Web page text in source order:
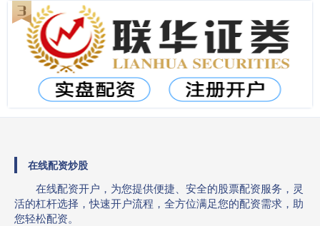
在线配资炒股
在线配资开户，为您提供便捷、安全的股票配资服务，灵
活的杠杆选择，快速开户流程，全方位满足您的配资需求，助
您轻松配资。